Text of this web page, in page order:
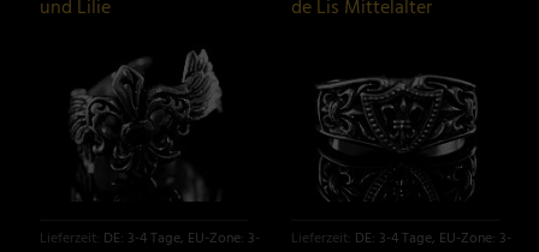
und Lilie
Lieferzeit: DE: 3-4 Tage, EU-Zone: 3-6 Tage
de Lis Mittelalter
Lieferzeit: DE: 3-4 Tage, EU-Zone: 3-6